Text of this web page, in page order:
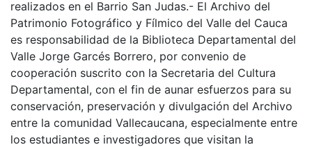
realizados en el Barrio San Judas.- El Archivo del
Patrimonio Fotográfico y Fílmico del Valle del Cauca
es responsabilidad de la Biblioteca Departamental del
Valle Jorge Garcés Borrero, por convenio de
cooperación suscrito con la Secretaria del Cultura
Departamental, con el fin de aunar esfuerzos para su
conservación, preservación y divulgación del Archivo
entre la comunidad Vallecaucana, especialmente entre
los estudiantes e investigadores que visitan la